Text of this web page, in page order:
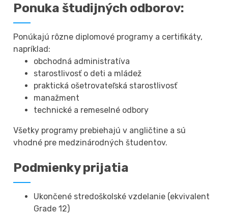
Ponuka študijných odborov:
Ponúkajú rôzne diplomové programy a certifikáty,
napríklad:
obchodná administratíva
starostlivosť o deti a mládež
praktická ošetrovateľská starostlivosť
manažment
technické a remeselné odbory
Všetky programy prebiehajú v angličtine a sú
vhodné pre medzinárodných študentov.
Podmienky prijatia
Ukončené stredoškolské vzdelanie (ekvivalent
Grade 12)